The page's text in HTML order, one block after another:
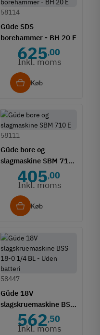
Güde SDS
borehammer - BH 20 E
58114
625,00
Inkl. moms
Køb
Güde bore og
slagmaskine SBM 710
58111
405,00
Inkl. moms
Køb
Güde 18V
slagskruemaskine BSS
18-0 1/4 BL - Uden
batteri
58447
562,50
Inkl. moms